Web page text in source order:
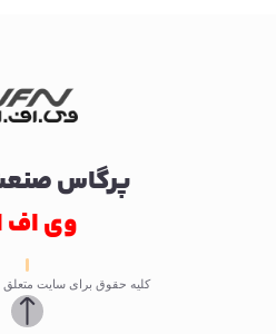
پرگاس
وی اف
کلیه حقوق برای سایت